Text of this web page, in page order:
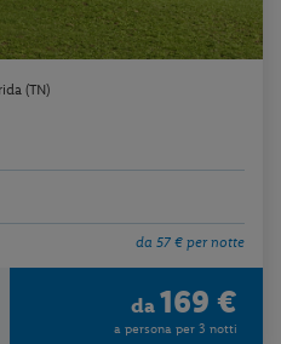
(TN)
da 57 € per notte
da 169 €
a persona per 3 notti